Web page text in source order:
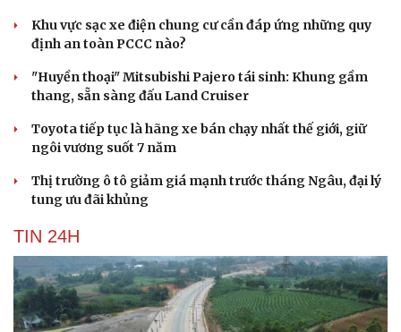
Khu vực sạc xe điện chung cư cần đáp ứng những quy
định an toàn PCCC nào?
"Huyền thoại" Mitsubishi Pajero tái sinh: Khung gầm
thang, sẵn sàng đấu Land Cruiser
Toyota tiếp tục là hãng xe bán chạy nhất thế giới, giữ
ngôi vương suốt 7 năm
Thị trường ô tô giảm giá mạnh trước tháng Ngâu, đại lý
tung ưu đãi khủng
TIN 24H